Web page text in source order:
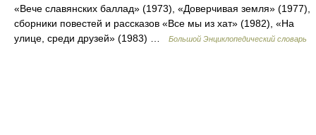
«Вече славянских баллад» (1973), «Доверчивая земля» (1977),
сборники повестей и рассказов «Все мы из хат» (1982), «На
улице, среди друзей» (1983) …
Большой Энциклопедический словарь